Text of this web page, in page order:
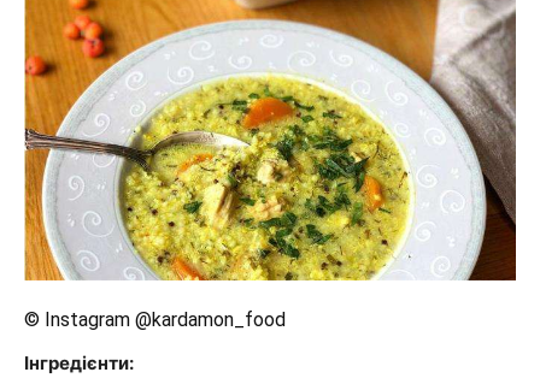
© Instagram @kardamon_food
Інгредієнти: